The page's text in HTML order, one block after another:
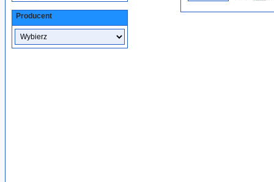
Producent